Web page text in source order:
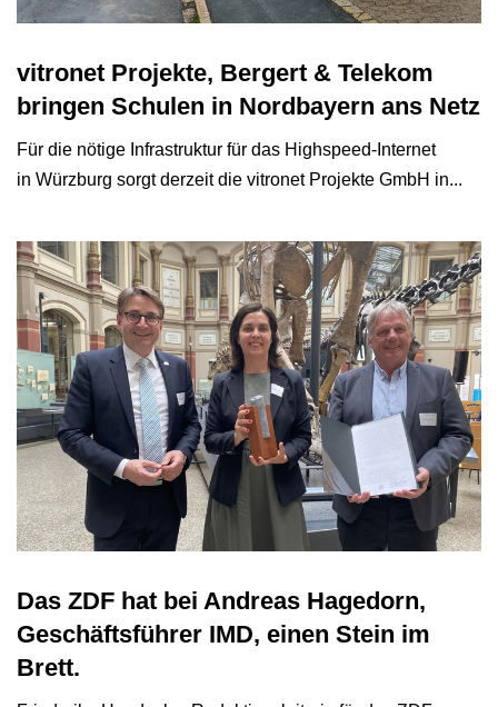
vitronet Projekte, Bergert & Telekom
bringen Schulen in Nordbayern ans Netz
Für die nötige Infrastruktur für das Highspeed-Internet
in Würzburg sorgt derzeit die vitronet Projekte GmbH in...
Das ZDF hat bei Andreas Hagedorn,
Geschäftsführer IMD, einen Stein im
Brett.